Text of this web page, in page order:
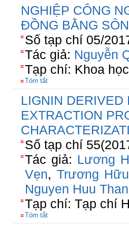
NGHIỆP CÔNG
ĐỒNG BẰNG
Số tạp chí 05/
Tác giả: Nguyễn
Tạp chí: Khoa
Tóm tắt
LIGNIN DERIVED
EXTRACTION
Số tạp chí
Tác giả: Lương
Vẹn, Trương
Nguyen Huu
Tạp chí: Tạp chí
Tóm tắt